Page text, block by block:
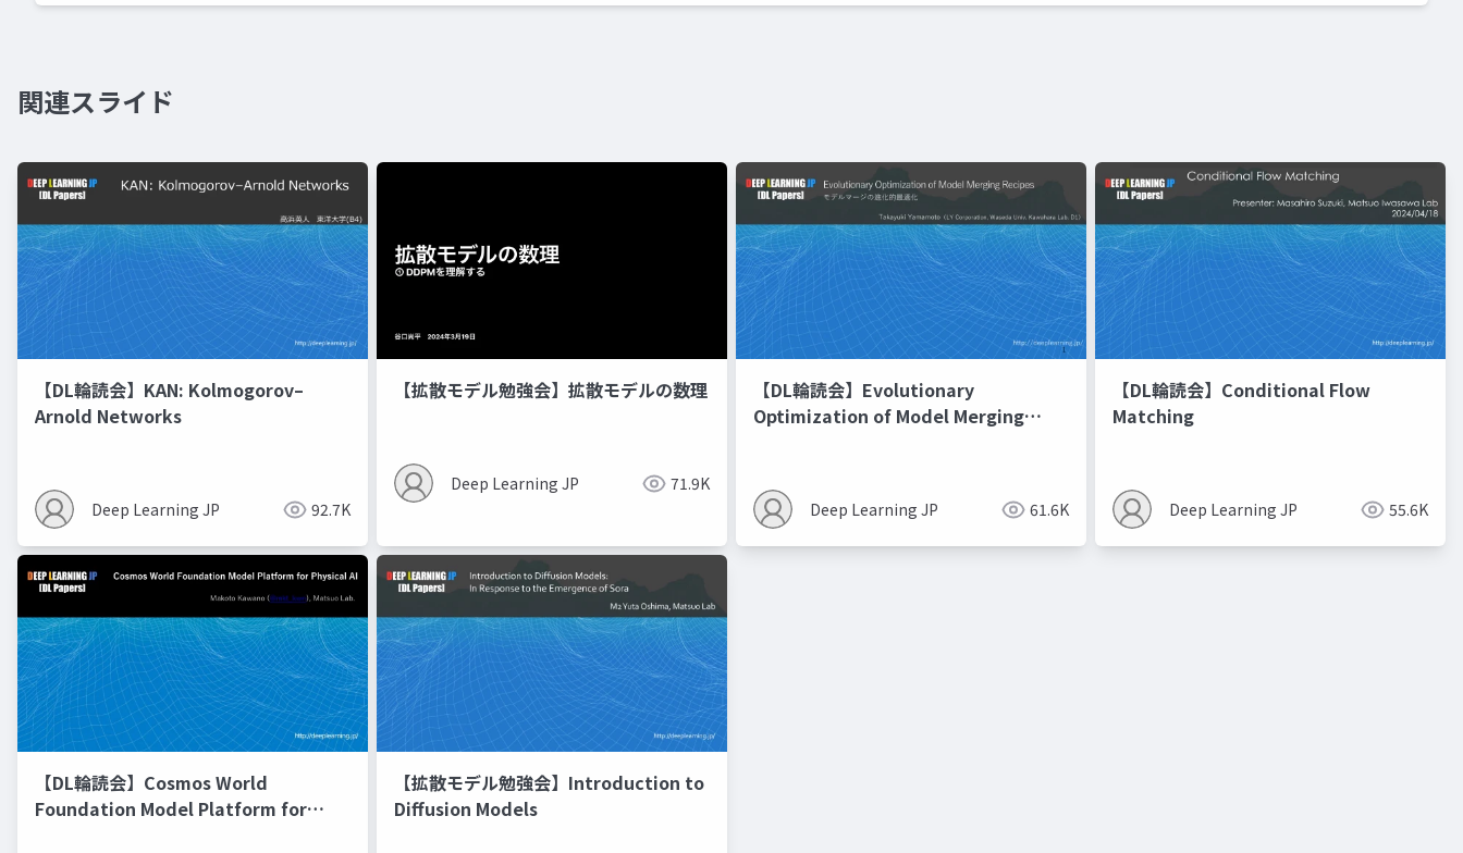
関連スライド
【DL輪読会】KAN: Kolmogorov–
Arnold Networks
Deep Learning JP 92.7K
【拡散モデル勉強会】拡散モデルの数理
Deep Learning JP 71.9K
【DL輪読会】Evolutionary
Optimization of Model Merging
Deep Learning JP 61.6K
【DL輪読会】Conditional Flow
Matching
Deep Learning JP 55.6K
【DL輪読会】Cosmos World
Foundation Model Platform for
【拡散モデル勉強会】Introduction to
Diffusion Models